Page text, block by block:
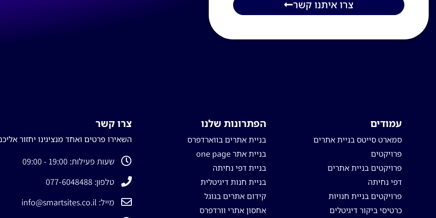
צרו איתנו קשר
עמודים
סמארט סייטס בניית אתרים
פרויקטים
פרויקטים בניית אתרים
דפי נחיתה
פרויקטים בניית חנויות
כרטיסי ביקור דיגיטלים
הפתרונות שלנו
בניית אתרים בווארדפרס
בניית אתר one page
בניית דפי נחיתה
בניית חנות דיגיטלית
קידום אתרים בגוגל
אחסון אתרי וורדפרס
צרו קשר
השאירו פרטים ואחד מנציגינו יחזור
שעות פעילות: 19:00 - 09:00
טלפון: 077-6048488
מייל: info@smartsites.co.il